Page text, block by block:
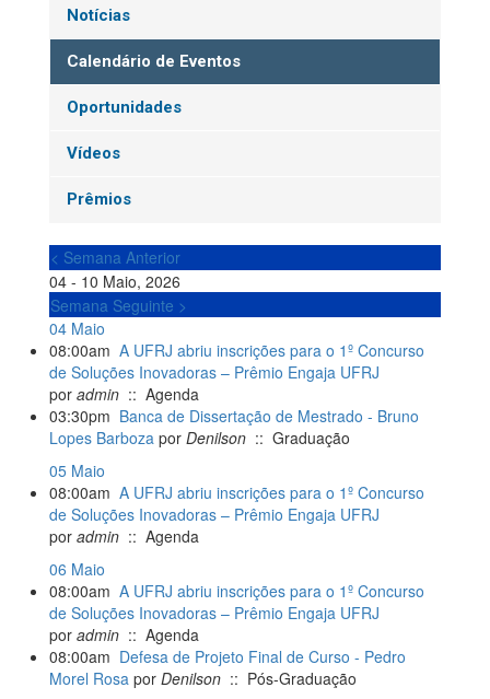
Notícias
Calendário de Eventos
Oportunidades
Vídeos
Prêmios
< Semana Anterior
04 - 10 Maio, 2026
Semana Seguinte >
04 Maio
08:00am A UFRJ abriu inscrições para o 1º Concurso
de Soluções Inovadoras – Prêmio Engaja UFRJ
por admin :: Agenda
03:30pm Banca de Dissertação de Mestrado - Bruno
Lopes Barboza por Denilson :: Graduação
05 Maio
08:00am A UFRJ abriu inscrições para o 1º Concurso
de Soluções Inovadoras – Prêmio Engaja UFRJ
por admin :: Agenda
06 Maio
08:00am A UFRJ abriu inscrições para o 1º Concurso
de Soluções Inovadoras – Prêmio Engaja UFRJ
por admin :: Agenda
08:00am Defesa de Projeto Final de Curso - Pedro
Morel Rosa por Denilson :: Pós-Graduação